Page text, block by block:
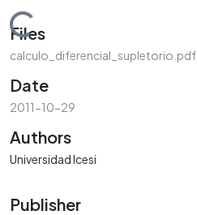
Loading...
Files
calculo_diferencial_supletorio.pdf
Date
2011-10-29
Authors
Universidad Icesi
Publisher